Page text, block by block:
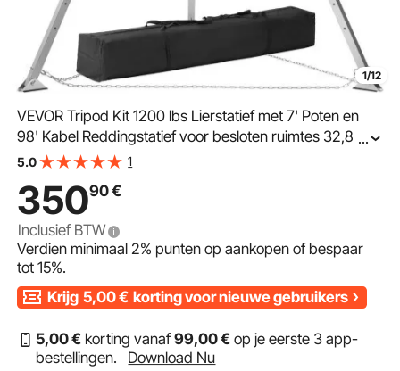
1/12
VEVOR Tripod Kit 1200 lbs Lierstatief met 7' Poten en
98' Kabel Reddingstatief voor besloten ruimtes 32,8'
Valbeveiligingsharnas Opbergtas voor conventionele
...
5.0 1
35090€
Inclusief BTW
Verdien minimaal2% punten op aankopen of bespaar
tot15%.
Krijg 5,00€ korting voor nieuwe gebruikers
5,00€ korting vanaf99,00€ op je eerste 3 app-
bestellingen.
Download Nu